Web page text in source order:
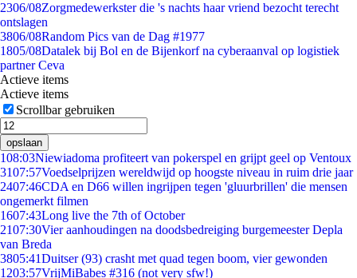
2306/08Zorgmedewerkster die 's nachts haar vriend bezocht terecht
ontslagen
3806/08Random Pics van de Dag #1977
1805/08Datalek bij Bol en de Bijenkorf na cyberaanval op logistiek
partner Ceva
Actieve items
Actieve items
Scrollbar gebruiken
opslaan
108:03Niewiadoma profiteert van pokerspel en grijpt geel op Ventoux
3107:57Voedselprijzen wereldwijd op hoogste niveau in ruim drie jaar
2407:46CDA en D66 willen ingrijpen tegen 'gluurbrillen' die mensen
ongemerkt filmen
1607:43Long live the 7th of October
2107:30Vier aanhoudingen na doodsbedreiging burgemeester Depla
van Breda
3805:41Duitser (93) crasht met quad tegen boom, vier gewonden
1203:57VrijMiBabes #316 (not very sfw!)